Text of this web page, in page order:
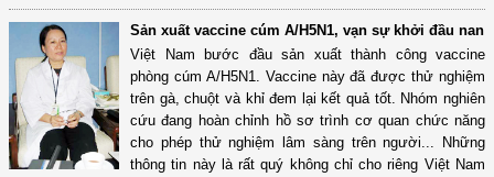
Sản xuất vaccine cúm A/H5N1, vạn sự khởi đầu nan
Việt Nam bước đầu sản xuất thành công vaccine
phòng cúm A/H5N1. Vaccine này đã được thử nghiệm
trên gà, chuột và khỉ đem lại kết quả tốt. Nhóm nghiên
cứu đang hoàn chỉnh hồ sơ trình cơ quan chức năng
cho phép thử nghiệm lâm sàng trên người... Những
thông tin này là rất quý không chỉ cho riêng Việt Nam